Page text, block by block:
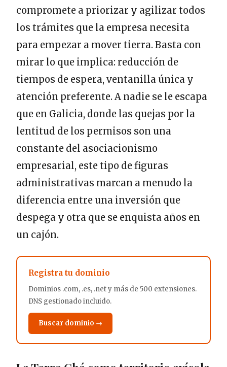
compromete a priorizar y agilizar todos
los trámites que la empresa necesita
para empezar a mover tierra. Basta con
mirar lo que implica: reducción de
tiempos de espera, ventanilla única y
atención preferente. A nadie se le escapa
que en Galicia, donde las quejas por la
lentitud de los permisos son una
constante del asociacionismo
empresarial, este tipo de figuras
administrativas marcan a menudo la
diferencia entre una inversión que
despega y otra que se enquista años en
un cajón.
Registra tu dominio
Dominios .com, .es, .net y más de 500 extensiones.
DNS gestionado incluido.
Buscar dominio →